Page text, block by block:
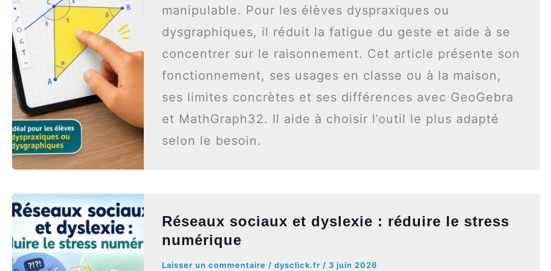
manipulable. Pour les élèves dyspraxiques ou
dysgraphiques, il réduit la fatigue du geste et aide à se
concentrer sur le raisonnement. Cet article présente son
fonctionnement, ses usages en classe ou à la maison,
ses limites concrètes et ses différences avec GeoGebra
et MathGraph32. Il aide à choisir l’outil le plus adapté
selon le besoin.
Réseaux sociaux et dyslexie : réduire le stress
numérique
Laisser un commentaire /dysclick.fr / 3 juin 2026